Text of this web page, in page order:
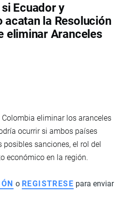
Ecuador y
acatan la Resolución
eliminar Aranceles
Colombia eliminar los aranceles
ocurrir si ambos países
posibles sanciones, el rol del
económico en la región.
o REGISTRESE para enviar